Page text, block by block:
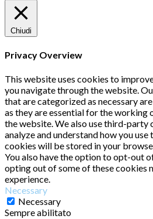
Chiudi
Privacy Overview
This website uses cookies to
you navigate through the website.
that are categorized as necessary
as they are essential for the
the website. We also use third-party
analyze and understand how you use
cookies will be stored in your
You also have the option to opt-out
opting out of some of these cookies
experience.
Necessary
Necessary
Sempre abilitato